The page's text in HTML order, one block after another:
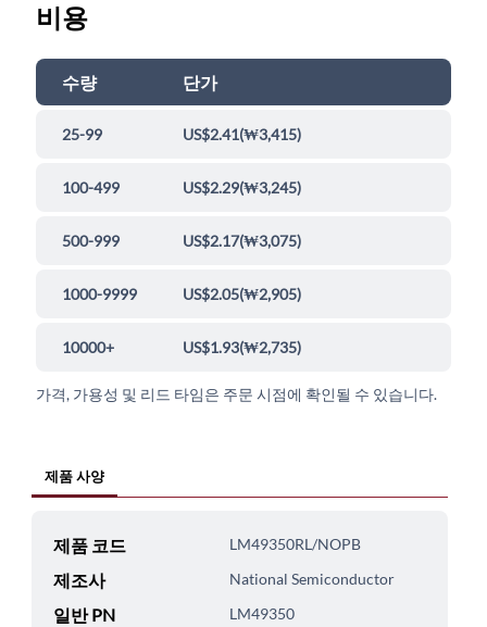
비용
수량 단가
25-99 US$2.41(₩3,415)
100-499 US$2.29(₩3,245)
500-999 US$2.17(₩3,075)
1000-9999 US$2.05(₩2,905)
10000+ US$1.93(₩2,735)
가격, 가용성 및 리드 타임은 주문 시점에 확인될 수 있습니다.
제품 사양
제품 코드 LM49350RL/NOPB
제조사 National Semiconductor
일반 PN LM49350